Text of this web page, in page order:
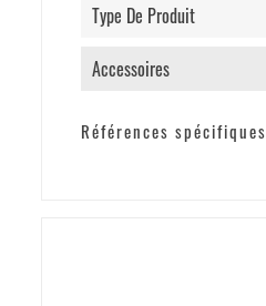
Type De Produit
Accessoires
Références spécifiques